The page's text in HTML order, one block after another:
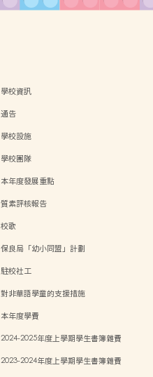
學校資訊
通告
學校設施
學校團隊
本年度發展重點
質素評核報告
校歌
保良局「幼小同盟」計劃
駐校社工
對非華語學童的支援措施
本年度學費
2024-2025年度上學期學生書簿雜費
2023-2024年度上學期學生書簿雜費